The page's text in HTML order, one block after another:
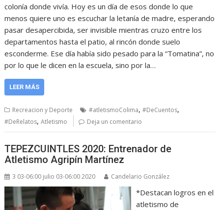
colonía donde vivía. Hoy es un día de esos donde lo que
menos quiere uno es escuchar la letanía de madre, esperando
pasar desapercibida, ser invisible mientras cruzo entre los
departamentos hasta el patio, al rincón donde suelo
esconderme. Ese día había sido pesado para la “Tomatina”, no
por lo que le dicen en la escuela, sino por la…
LEER MÁS
Recreacion y Deporte #atletismoColima,#DeCuentos,
#DeRelatos,Atletismo Deja un comentario
TEPEZCUINTLES 2020: Entrenador de
Atletismo Agripín Martínez
3 03-06:00 julio 03-06:00 2020 Candelario González
*Destacan logros en el
atletismo de